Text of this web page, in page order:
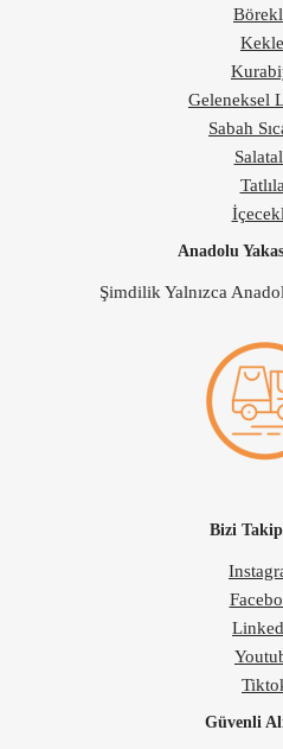
Geleneksel
Sabah
Anadolu
Şimdilik Yalnızca
Bizi
Güvenli